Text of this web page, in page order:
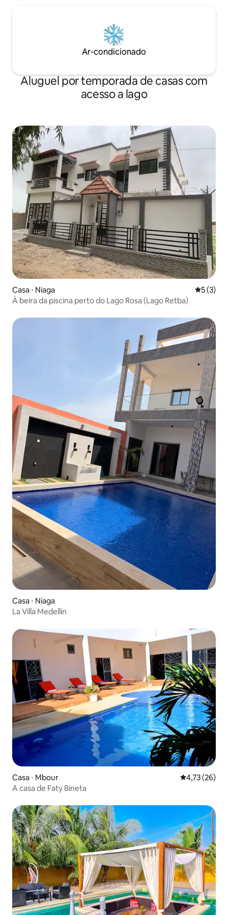
Ar-condicionado
Aluguel por temporada de casas com
acesso a lago
Casa ⋅ Niaga 5 de
5 (3)
À beira da piscina perto do Lago Rosa (Lago Retba)
Casa ⋅ Niaga
La Villa Medellín
Casa ⋅ Mbour 4,73 de uma
4,73 (26)
A casa de Faty Bineta